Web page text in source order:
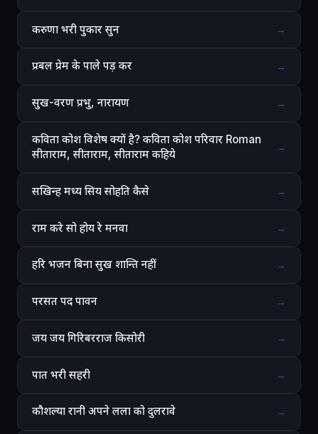
करुणा भरी पुकार सुन →
प्रबल प्रेम के पाले पड़ कर →
सुख-वरण प्रभु, नारायण →
कविता कोश विशेष क्यों है? कविता कोश परिवार Roman
सीताराम, सीताराम, सीताराम कहिये
→
सखिन्ह मध्य सिय सोहति कैसे →
राम करे सो होय रे मनवा →
हरि भजन बिना सुख शान्ति नहीं →
परसत पद पावन →
जय जय गिरिबरराज किसोरी →
पात भरी सहरी →
कौशल्या रानी अपने लला को दुलरावे →